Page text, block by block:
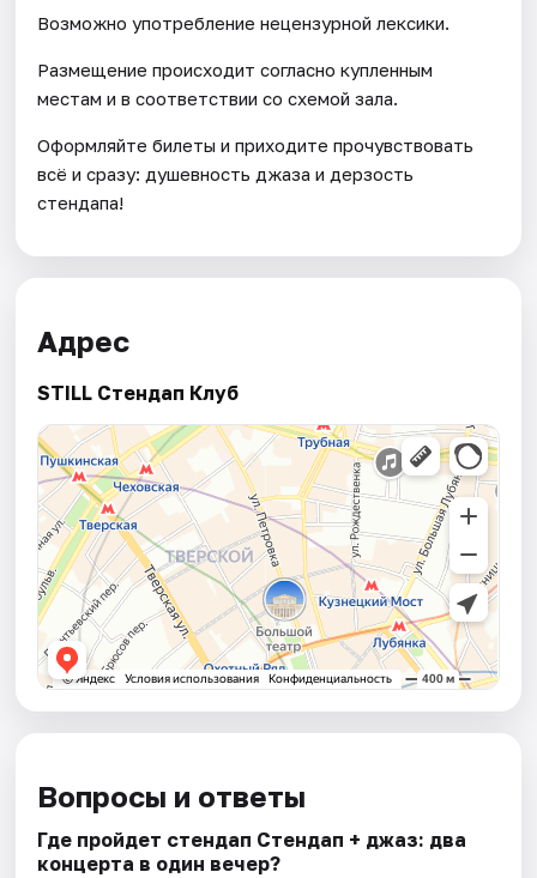
Возможно употребление нецензурной лексики.
Размещение происходит согласно купленным
местам и в соответствии со схемой зала.
Оформляйте билеты и приходите прочувствовать
всё и сразу: душевность джаза и дерзость
стендапа!
Адрес
STILL Стендап Клуб
Вопросы и ответы
Где пройдет стендап Стендап + джаз: два
концерта в один вечер?